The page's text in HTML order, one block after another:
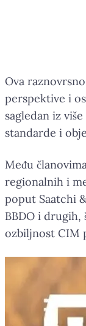
Ova
perspektive i
sagledan iz
standarde i
Među
regionalnih i
poput Saatchi
BBDO i
ozbiljnost CIM